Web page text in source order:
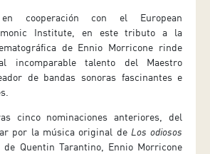
cooperación con el European
Institute, en este tributo a la
de Ennio Morricone rinde
incomparable talento del Maestro
de bandas sonoras fascinantes e
cinco nominaciones anteriores, del
por la música original de Los odiosos
de Quentin Tarantino, Ennio Morricone